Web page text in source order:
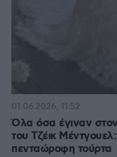
Όλα όσα έγιναν
του Τζέικ
πενταώροφη τούρτα
01.06.2026, 11:52